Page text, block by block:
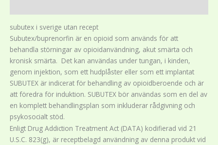
subutex i sverige utan recept
Subutex/buprenorfin är en opioid som används för att
behandla störningar av opioidanvändning, akut smärta och
kronisk smärta. Det kan användas under tungan, i kinden,
genom injektion, som ett hudplåster eller som ett implantat
SUBUTEX är indicerat för behandling av opioidberoende och är
att föredra för induktion. SUBUTEX bör användas som en del av
en komplett behandlingsplan som inkluderar rådgivning och
psykosocialt stöd.
Enligt Drug Addiction Treatment Act (DATA) kodifierad vid 21
U.S.C. 823(g), är receptbelagd användning av denna produkt vid